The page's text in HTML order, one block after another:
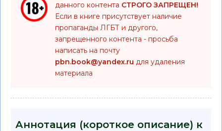
данного контента СТРОГО ЗАПРЕЩЕН!
Если в книге присутствует наличие
пропаганды ЛГБТ и другого,
запрещенного контента - просьба
написать на почту
pbn.book@yandex.ru для удаления
материала
Аннотация (короткое описание) к